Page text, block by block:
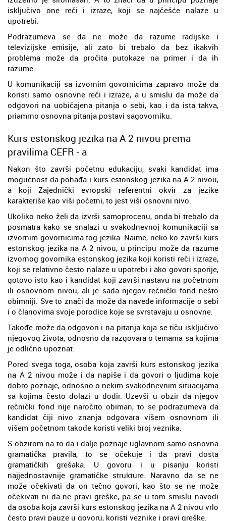
isključivo one reči i izraze, koji se najčešće nalaze u
upotrebi.
Podrazumeva se da ne može da razume radijske i
televizijske emisije, ali zato bi trebalo da bez ikakvih
problema može da pročita putokaze na primer i da ih
razume.
U komunikaciji sa izvornim govornicima zapravo može da
koristi samo osnovne reči i izraze, a u smislu da može da
odgovori na uobičajena pitanja o sebi, kao i da ista takva,
priamrno osnovna pitanja postavi sagovorniku.
Kurs estonskog jezika na A 2 nivou prema
pravilima CEFR - a
Nakon što završi početnu edukaciju, svaki kandidat ima
mogućnost da pohađa i kurs estonskog jezika na A 2 nivou,
a koji Zajednički evropski referentni okvir za jezike
karakteriše kao viši početni, to jest viši osnovni nivo.
Ukoliko neko želi da izvrši samoprocenu, onda bi trebalo da
posmatra kako se snalazi u svakodnevnoj komunikaciji sa
izvornim govornicima tog jezika. Naime, neko ko završi kurs
estonskog jezika na A 2 nivou, u principu može da razume
izvornog govornika estonskog jezika koji koristi reči i izraze,
koji se relativno često nalaze u upotrebi i ako govori sporije,
gotovo isto kao i kandidat koji završi nastavu na početnom
ili osnovnom nivou, ali je sada njegov rečnički fond nešto
obimniji. Sve to znači da može da navede informacije o sebi
i o članovima svoje porodice koje se svrstavaju u osnovne.
Takođe može da odgovori i na pitanja koja se tiču isključivo
njegovog života, odnosno da razgovara o temama sa kojima
je odlično upoznat.
Pored svega toga, osoba koja završi kurs estonskog jezika
na A 2 nivou može i da napiše i da govori o ljudima koje
dobro poznaje, odnosno o nekim svakodnevnim situacijama
sa kojima često dolazi u dodir. Uzevši u obzir da njegov
rečnički fond nije naročito obiman, to se podrazumeva da
kandidat čiji nivo znanja odgovara višem osnovnom ili
višem početnom takođe koristi veliki broj veznika.
S obzirom na to da i dalje poznaje uglavnom samo osnovna
gramatička pravila, to se očekuje i da pravi dosta
gramatičkih grešaka. U govoru i u pisanju koristi
najjednostavnije gramatičke strukture. Naravno da se ne
može očekivati da on tečno govori, kao što se ne može
očekivati ni da ne pravi greške, pa se u tom smislu navodi
da osoba koja završi kurs estonskog jezika na A 2 nivou vrlo
često pravi pauze u govoru, koristi veznike i pravi greške.